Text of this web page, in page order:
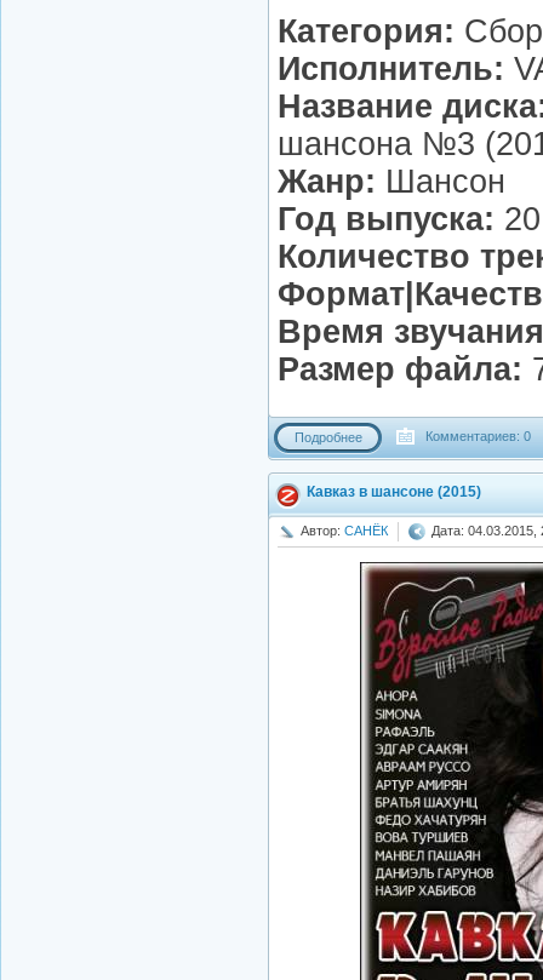
Категория:
Исполнитель:
Название
шансона №3
Жанр: Шансон
Год выпуска:
Количество
Время
Размер файла:
Подробнее Комментариев: 0
Кавказ в шансоне (2015)
Автор: САНЁК Дата: 04.03.2015,